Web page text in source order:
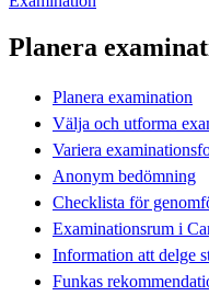
Planera
Planera examination
Välja och utforma
Variera
Anonym bedömning
Checklista för
Examinationsrum i
Information att delge
Funkas